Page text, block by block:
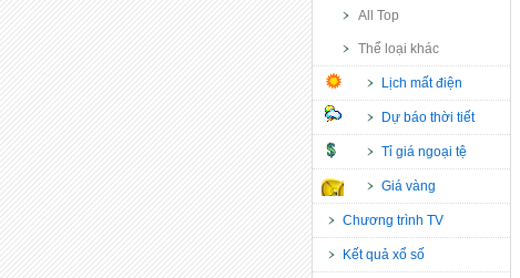
All Top
Thể loại khác
Lịch mất điện
Dự báo thời tiết
Tỉ giá ngoại tệ
Giá vàng
Chương trình TV
Kết quả xổ số